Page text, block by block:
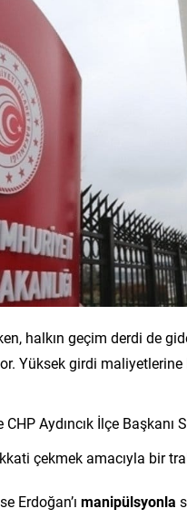
halkın geçim derdi de
Yüksek girdi
Aydıncık İlçe Başkanı
çekmek amacıyla bir
Erdoğan’ı manipülsyonla